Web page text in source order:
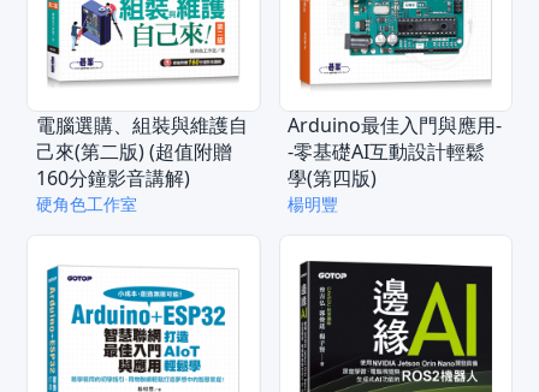
電腦選購、組裝與維護自
己來(第二版) (超值附贈
160分鐘影音講解)
硬角色工作室
Arduino最佳入門與應用-
-零基礎AI互動設計輕鬆
學(第四版)
楊明豐